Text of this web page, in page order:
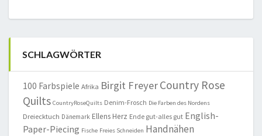
SCHLAGWÖRTER
100 Farbspiele Afrika Birgit FreyerCountry Rose
Quilts CountryRoseQuilts Denim-Frosch Die Farben des Nordens
Dreiecktuch Dänemark Ellens Herz Ende gut-alles gut English-
Paper-Piecing Fische Freies Schneiden Handnähen